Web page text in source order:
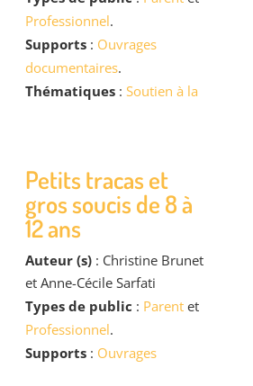
Professionnel.
Supports: Ouvrages
documentaires.
Thématiques: Soutien à la
Petits tracas et
gros soucis de 8 à
12 ans
Auteur (s): Christine Brunet
et Anne-Cécile Sarfati
Types de public : Parentet
Professionnel.
Supports: Ouvrages